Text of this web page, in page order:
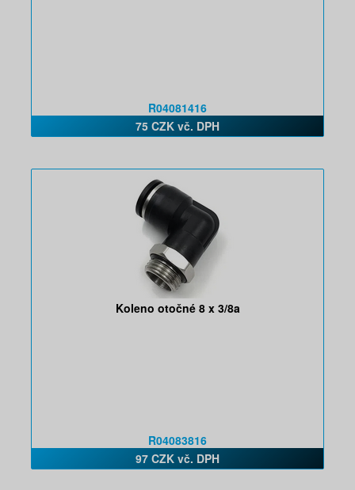
R04081416
75 CZK vč. DPH
Koleno otočné 8 x 3/8a
R04083816
97 CZK vč. DPH